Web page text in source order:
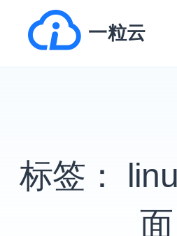
一粒云
标签：
面